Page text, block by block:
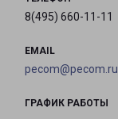
8(495) 660-11-11
EMAIL
pecom@pecom.ru
ГРАФИК РАБОТЫ